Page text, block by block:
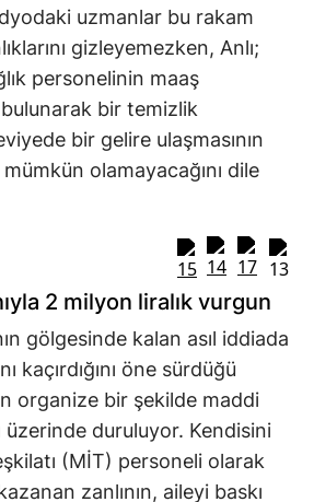
uzmanlar bu rakam
gizleyemezken, Anlı;
personelinin maaş
bir temizlik
bir gelire ulaşmasının
olamayacağını dile
2 milyon liralık vurgun
gölgesinde kalan asıl iddiada
kaçırdığını öne sürdüğü
organize bir şekilde maddi
üzerinde duruluyor. Kendisini
(MİT) personeli olarak
zanlının, aileyi baskı